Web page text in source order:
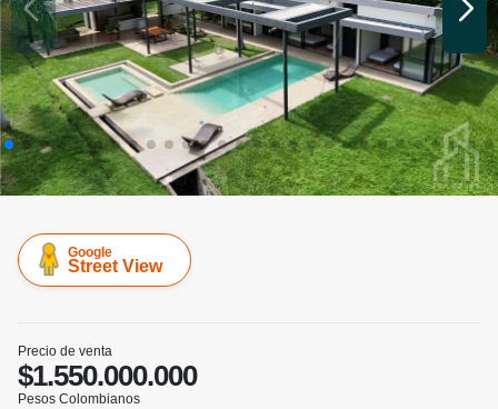
Google
Street View
Precio de venta
$1.550.000.000
Pesos Colombianos